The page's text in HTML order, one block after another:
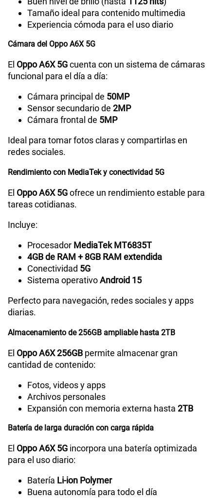
Radio FM
Tipo de Conexión
Tipo de Batería
Capacidad Memoria Interna 256GB
GPS
Reconocimiento Facial
Lector de Huella
Modelo
Dimensión 166.60x78.51x8.61mm
Carga rápida
Tamaño ideal para contenido multimedia
Experiencia cómoda para el uso diario
Cámara del Oppo A6X 5G
El Oppo A6X 5Gcuenta con un sistema de cámaras
funcional para el día a día:
Cámara principal de 50MP
Sensor secundario de 2MP
Cámara frontal de 5MP
Ideal para tomar fotos claras y compartirlas en
redes sociales.
Rendimiento con MediaTek y conectividad 5G
El Oppo A6X 5Gofrece un rendimiento estable para
tareas cotidianas.
Incluye:
Procesador MediaTek MT6835T
4GB de RAM + 8GB RAM extendida
Conectividad 5G
Sistema operativoAndroid 15
Perfecto para navegación, redes sociales y apps
diarias.
Almacenamiento de 256GB ampliable hasta 2TB
El Oppo A6X 256GB permite almacenar gran
cantidad de contenido:
Fotos, videos y apps
Archivos personales
Expansión con memoria externa hasta 2TB
Batería de larga duración con carga rápida
El Oppo A6X 5G incorpora una batería optimizada
para el uso diario:
Batería Li-ion Polymer
Buena autonomía para todo el día